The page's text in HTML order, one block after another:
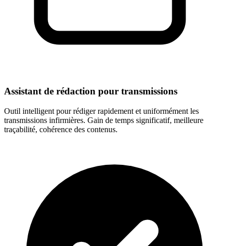
Assistant de rédaction pour transmissions
Outil intelligent pour rédiger rapidement et uniformément les
transmissions infirmières. Gain de temps significatif, meilleure
traçabilité, cohérence des contenus.